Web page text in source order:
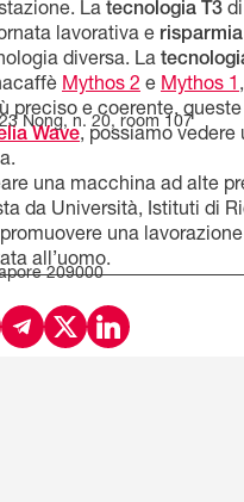
Nong, n. 20, room 107
209000
La tecnologia T3
lavorativa e
diversa. La
Mythos 2 e Mythos 1
preciso e coerente,
Wave, possiamo
una macchina ad alte
da Università, Istituti di
una
all’uomo.